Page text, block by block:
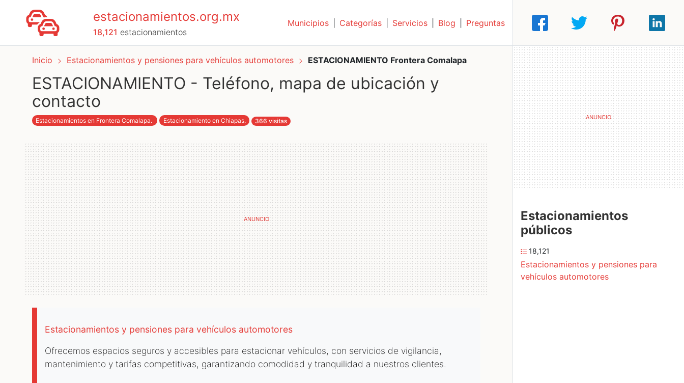
estacionamientos.org.mx
18,121 estacionamientos
Municipios Categorías Servicios Blog Preguntas
Inicio Estacionamientos y pensiones para vehículos automotores ESTACIONAMIENTO Frontera Comalapa
ESTACIONAMIENTO - Teléfono, mapa de ubicación y
contacto
Estacionamientos en Frontera Comalapa. Estacionamiento en Chiapas. 366 visitas
Estacionamientos y pensiones para vehículos automotores
Ofrecemos espacios seguros y accesibles para estacionar vehículos, con servicios de vigilancia,
mantenimiento y tarifas competitivas, garantizando comodidad y tranquilidad a nuestros clientes.
Estacionamientos
públicos
18,121
Estacionamientos y pensiones para
vehículos automotores